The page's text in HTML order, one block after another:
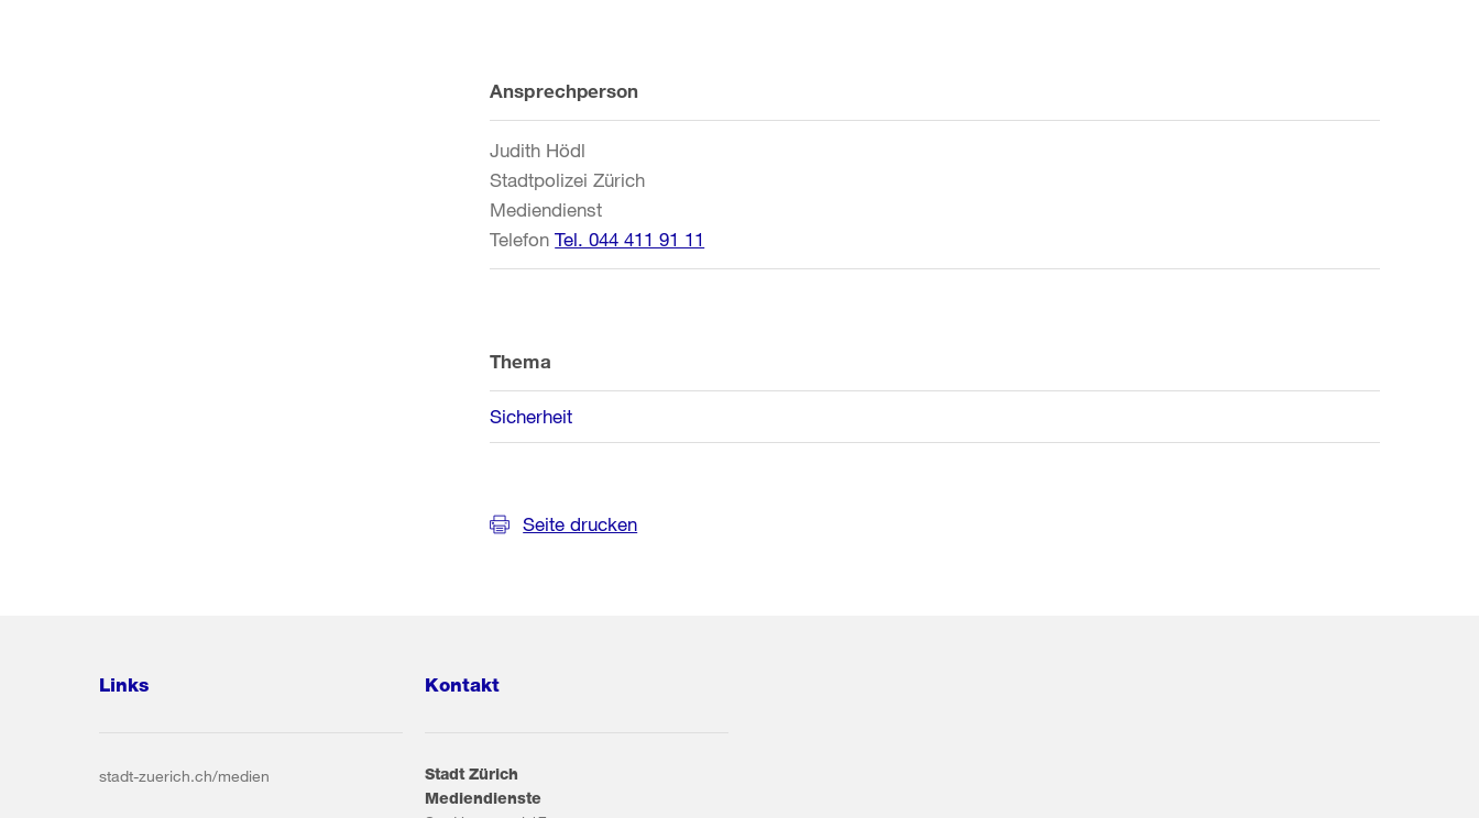
Weitere
Informationen
Ansprechperson
Judith Hödl
Stadtpolizei Zürich
Mediendienst
Telefon Tel. 044 411 91 11
Thema
Sicherheit
Seite drucken
Links
stadt-zuerich.ch/medien
Kontakt
Stadt Zürich
Mediendienste